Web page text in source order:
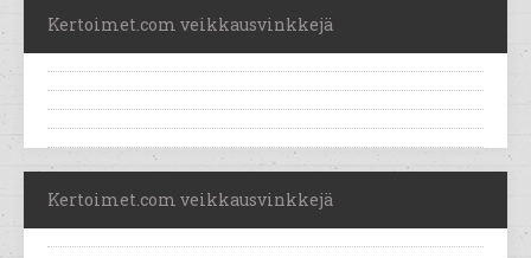
Kertoimet.com veikkausvinkkejä
Kertoimet.com veikkausvinkkejä